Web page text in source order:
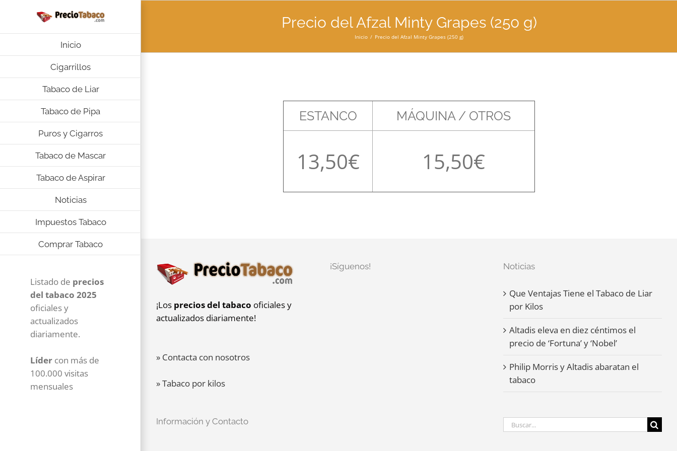
contenido
Inicio
Cigarrillos
Tabaco de Liar
Tabaco de Pipa
Puros y Cigarros
Tabaco de Mascar
Tabaco de Aspirar
Noticias
Impuestos Tabaco
Comprar Tabaco
Listado de precios
del tabaco 2025
oficiales y
actualizados
diariamente.
Líder con más de
100.000 visitas
mensuales
Precio del Afzal Minty Grapes (250 g)
Inicio Precio del Afzal Minty Grapes (250 g)
ESTANCO MÁQUINA / OTROS
13,50 15,50
¡Los precios del tabaco oficiales y
actualizados diariamente!
» Contacta con nosotros
» Tabaco por kilos
Información y Contacto
¡Síguenos! Noticias
Que Ventajas Tiene el Tabaco de Liar
por Kilos
Altadis eleva en diez céntimos el
precio de ‘Fortuna’ y ‘Nobel’
Philip Morris y Altadis abaratan el
tabaco
Buscar: